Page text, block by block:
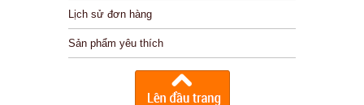
Lịch sử đơn hàng
Sản phẩm yêu thích